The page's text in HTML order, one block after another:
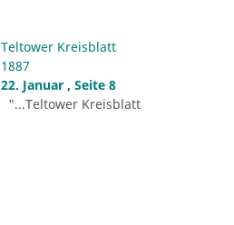
Teltower Kreisblatt
1887
22. Januar , Seite 8
"...Teltower Kreisblatt